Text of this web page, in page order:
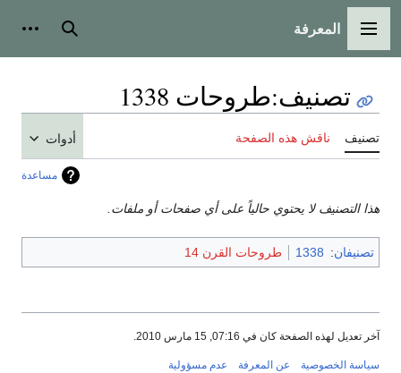
القائمة الرئيسية
المعرفة بحث
تصنيف:طروحات 1338
تصنيف ناقش هذه الصفحة أدوات
مساعدة
هذا التصنيف لا يحتوي حالياً على أي صفحات أو ملفات.
تصنيفان:
1338 طروحات القرن 14
آخر تعديل لهذه الصفحة كان في 07:16, 15 مارس 2010.
سياسة الخصوصية عن المعرفة عدم مسؤولية